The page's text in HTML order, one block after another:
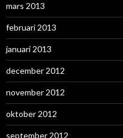
mars 2013
februari 2013
januari 2013
december 2012
november 2012
oktober 2012
september 2012